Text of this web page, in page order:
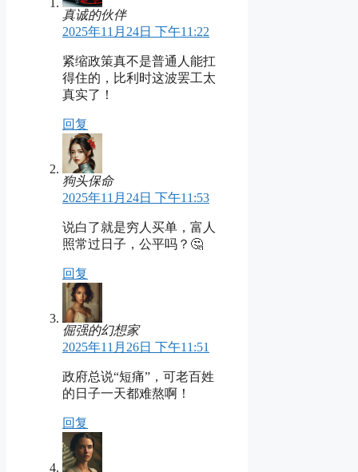
真诚的伙伴
2025年11月24日 下午11:22
紧缩政策真不是普通人能扛
得住的，比利时这波罢工太
真实了！
回复
狗头保命
2025年11月24日 下午11:53
说白了就是穷人买单，富人
照常过日子，公平吗？🤔
回复
倔强的幻想家
2025年11月26日 下午11:51
政府总说“短痛”，可老百姓
的日子一天都难熬啊！
回复